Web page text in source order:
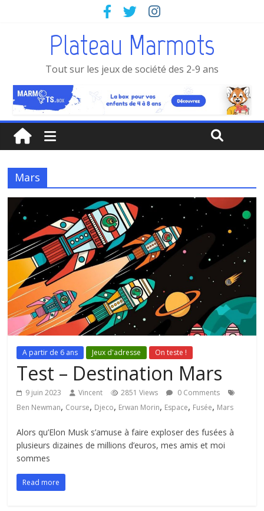
Plateau Marmots
Tout sur les jeux de société des 2-9 ans
Mars
A partir de 6 ans Jeux d'adresse On teste !
Test – Destination Mars
9 juin 2023 Vincent 2851 Views
0 Comments
Ben Newman, Course, Djeco, Erwan Morin, Espace, Fusée, Mars
Alors qu’Elon Musk s’amuse à faire exploser des fusées à
plusieurs dizaines de millions d’euros, mes amis et moi
sommes
Read more